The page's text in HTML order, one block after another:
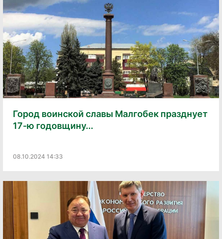
Город воинской славы Малгобек празднует
17-ю годовщину...
08.10.2024 14:33